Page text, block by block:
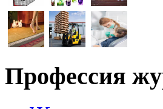
Профессия